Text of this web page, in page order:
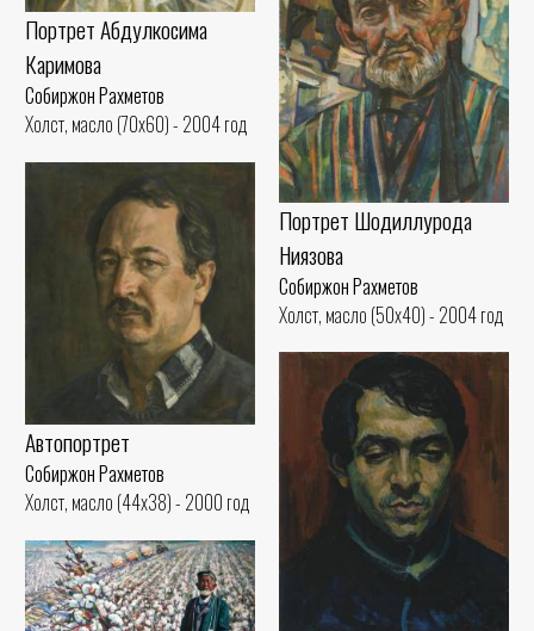
Портрет Абдулкосима
Каримова
Собиржон Рахметов
Холст, масло (70x60) - 2004 год
Портрет Шодиллурода
Ниязова
Собиржон Рахметов
Холст, масло (50x40) - 2004 год
Автопортрет
Собиржон Рахметов
Холст, масло (44x38) - 2000 год